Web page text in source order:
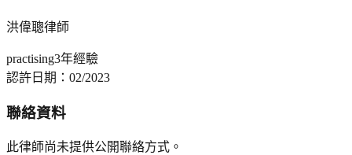
洪偉聰律師
practising3年經驗
認許日期： 02/2023
聯絡資料
此律師尚未提供公開聯絡方式。